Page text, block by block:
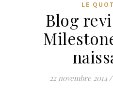
LE
Blog
22 novembre 2014 /